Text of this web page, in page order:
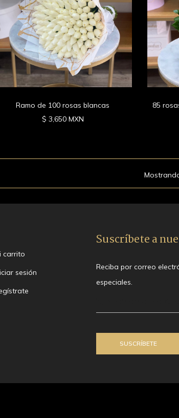
Ramo de 100 rosas blancas
$ 3,650 MXN
85
carrito
sesión
Suscríbete a
Reciba por correo
especiales.